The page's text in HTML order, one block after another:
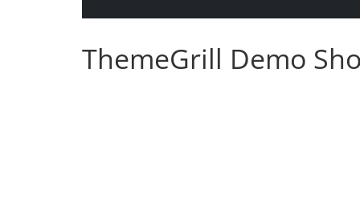
ThemeGrill Demo